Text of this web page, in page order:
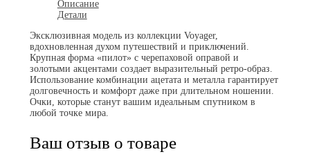
Описание
Детали
Эксклюзивная модель из коллекции Voyager,
вдохновленная духом путешествий и приключений.
Крупная форма «пилот» с черепаховой оправой и
золотыми акцентами создает выразительный ретро-образ.
Использование комбинации ацетата и металла гарантирует
долговечность и комфорт даже при длительном ношении.
Очки, которые станут вашим идеальным спутником в
любой точке мира.
Ваш отзыв о товаре